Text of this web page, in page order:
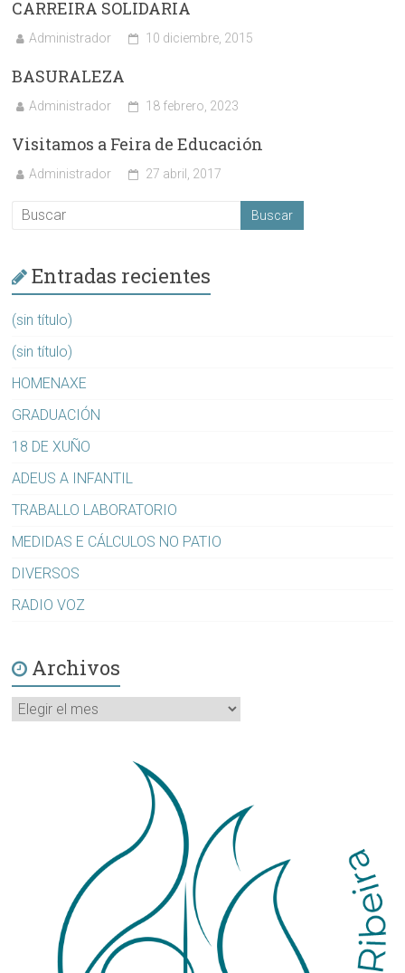
CARREIRA SOLIDARIA
Administrador 10 diciembre, 2015
BASURALEZA
Administrador 18 febrero, 2023
Visitamos a Feira de Educación
Administrador 27 abril, 2017
Entradas recientes
(sin título)
(sin título)
HOMENAXE
GRADUACIÓN
18 DE XUÑO
ADEUS A INFANTIL
TRABALLO LABORATORIO
MEDIDAS E CÁLCULOS NO PATIO
DIVERSOS
RADIO VOZ
Archivos
Archivos